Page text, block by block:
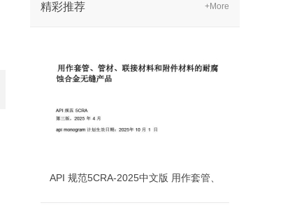
精彩推荐 +More
API 规范5CRA-2025中文版 用作套管、